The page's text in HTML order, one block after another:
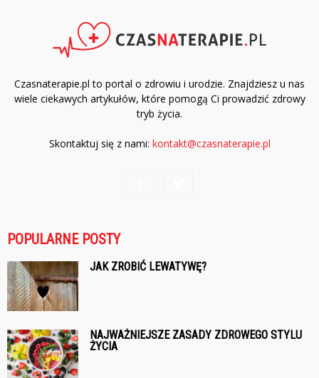
Czasnaterapie.pl to portal o zdrowiu i urodzie. Znajdziesz u nas
wiele ciekawych artykułów, które pomogą Ci prowadzić zdrowy
tryb życia.
Skontaktuj się z nami: kontakt@czasnaterapie.pl
POPULARNE POSTY
JAK ZROBIĆ LEWATYWĘ?
NAJWAŻNIEJSZE ZASADY ZDROWEGO STYLU
ŻYCIA